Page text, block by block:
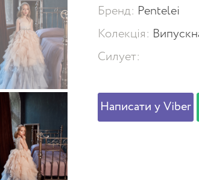
Бренд: Pentelei
Колекція:
Силует:
Написати у Viber